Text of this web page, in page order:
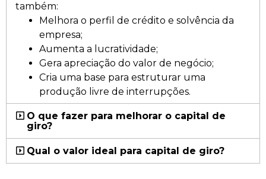
também:
Melhora o perfil de crédito e solvência da
empresa;
Aumenta a lucratividade;
Gera apreciação do valor de negócio;
Cria uma base para estruturar uma
produção livre de interrupções.
O que fazer para melhorar o capital de
giro?
Qual o valor ideal para capital de giro?